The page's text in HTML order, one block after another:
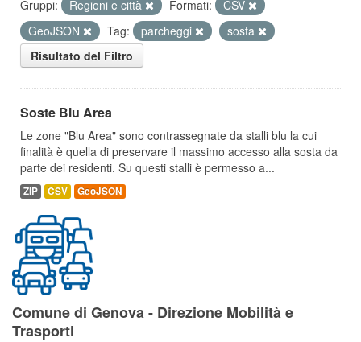
Gruppi:
Regioni e città Formati:
CSV
GeoJSON
Tag: parcheggi
sosta
Risultato del Filtro
Soste Blu Area
Le zone "Blu Area" sono contrassegnate da stalli blu la cui
finalità è quella di preservare il massimo accesso alla sosta da
parte dei residenti. Su questi stalli è permesso a...
ZIP CSV GeoJSON
Comune di Genova - Direzione Mobilità e
Trasporti